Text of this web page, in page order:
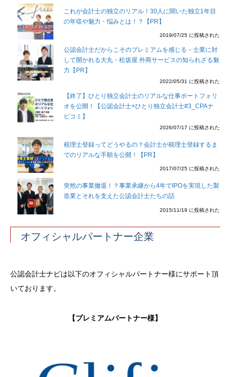
これが会計士の独立のリアル！30人に聞いた独立1年目
の年収や魅力・悩みとは！？【PR】
2019/07/25 に投稿された
公認会計士だからこそのプレミアムを感じる－士業に対
して開かれる大丸・松坂屋 外商サービスの知られざる魅
力【PR】
2022/05/31 に投稿された
【終了】ひとり独立会計士のリアルな仕事ポートフォリ
オを公開！【公認会計士×ひとり独立会計士#3_CPAナ
ビコミ】
2026/07/17 に投稿された
税理士登録ってどうやるの？会計士が税理士登録するま
でのリアルな手順を公開！【PR】
2017/07/25 に投稿された
突然の事業撤退！？事業承継から4年でIPOを実現した製
造業とそれを支えた公認会計士たちの話
2015/11/19 に投稿された
オフィシャルパートナー企業
公認会計士ナビは以下のオフィシャルパートナー様にサポート頂
いております。
【プレミアムパートナー様】